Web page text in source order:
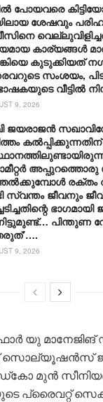
പോയവരെ
ശേഷവും
കാര്യങ്ങൾ
കുടുക്കിയത്
സംശയം,
വീട്ടിൽ
9, 2026
ജയരാജൻ
രക്തം
സ്വന്തം ജീവനും
പിന്തുണ
9, 2026
യു മാനേജിങ്
സൊല്യൂഷൻസ്
മുൻ
പ്രൈവറ്റ്